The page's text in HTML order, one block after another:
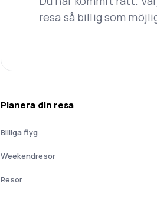
resa så billig som
Planera din resa
Billiga flyg
Weekendresor
Resor